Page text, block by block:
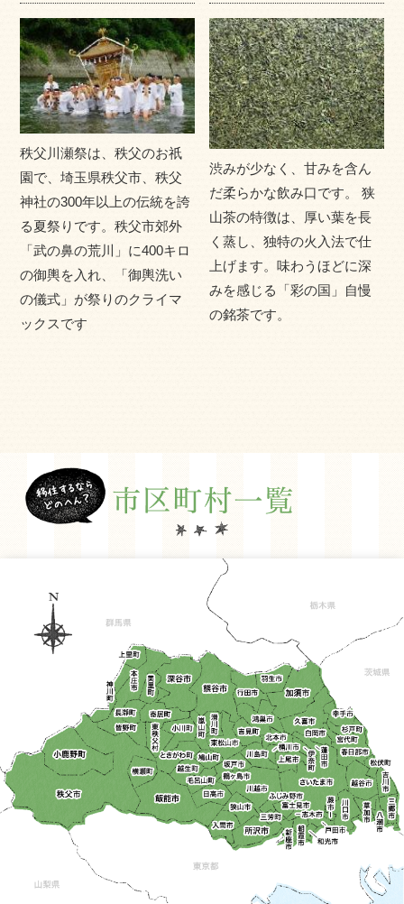
らしといった移住生活のみならず都内への通勤も可能な、
生活には大変便利な地域です。繁華街が栄える街から、歴
史の趣深い地域、自然豊かな景観まで、彩どり豊かな暮ら
しが楽しめるのが魅力です。
秩父川瀬祭は、秩父のお祇
園で、埼玉県秩父市、秩父
神社の300年以上の伝統を誇
る夏祭りです。秩父市郊外
「武の鼻の荒川」に400キロ
の御輿を入れ、「御輿洗い
の儀式」が祭りのクライマ
ックスです
渋みが少なく、甘みを含ん
だ柔らかな飲み口です。 狭
山茶の特徴は、厚い葉を長
く蒸し、独特の火入法で仕
上げます。味わうほどに深
みを感じる「彩の国」自慢
の銘茶です。